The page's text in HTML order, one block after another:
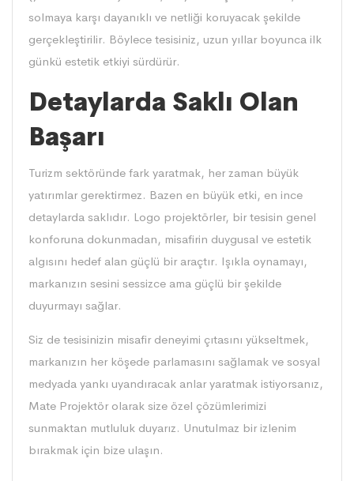
solmaya karşı dayanıklı ve netliği koruyacak şekilde
gerçekleştirilir. Böylece tesisiniz, uzun yıllar boyunca ilk
günkü estetik etkiyi sürdürür.
Detaylarda Saklı Olan
Başarı
Turizm sektöründe fark yaratmak, her zaman büyük
yatırımlar gerektirmez. Bazen en büyük etki, en ince
detaylarda saklıdır. Logo projektörler, bir tesisin genel
konforuna dokunmadan, misafirin duygusal ve estetik
algısını hedef alan güçlü bir araçtır. Işıkla oynamayı,
markanızın sesini sessizce ama güçlü bir şekilde
duyurmayı sağlar.
Siz de tesisinizin misafir deneyimi çıtasını yükseltmek,
markanızın her köşede parlamasını sağlamak ve sosyal
medyada yankı uyandıracak anlar yaratmak istiyorsanız,
Mate Projektör olarak size özel çözümlerimizi
sunmaktan mutluluk duyarız. Unutulmaz bir izlenim
bırakmak için bize ulaşın.